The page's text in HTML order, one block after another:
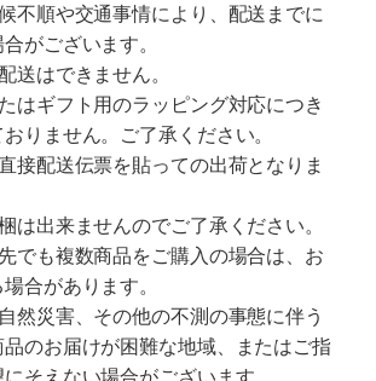
不順や交通事情により、配送までに
がございます。
送はできません。
はギフト用のラッピング対応につき
りません。ご了承ください。
接配送伝票を貼っての出荷となりま
は出来ませんのでご了承ください。
でも複数商品をご購入の場合は、お
合があります。
然災害、その他の不測の事態に伴う
のお届けが困難な地域、またはご指
そえない場合がございます。